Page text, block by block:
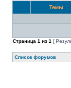
Темы
Страница 1 из 1 [
Список форумов